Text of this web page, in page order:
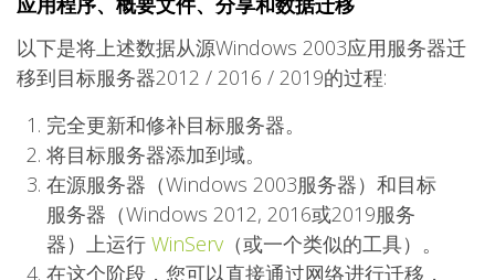
以下是将上述数据从源Windows 2003应用服务器迁
移到目标服务器2012 / 2016 / 2019的过程:
完全更新和修补目标服务器。
将目标服务器添加到域。
在源服务器（Windows 2003服务器）和目标
服务器（Windows 2012, 2016或2019服务
器）上运行 WinServ （或一个类似的工具）。
在这个阶段，您可以直接通过网络进行迁移，